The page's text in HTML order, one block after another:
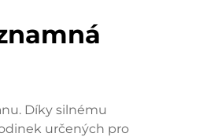
Díky silnému
určených pro